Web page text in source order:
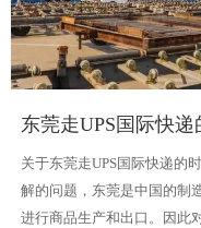
东莞走UPS国际快
关于东莞走UPS国际快递的
解的问题，东莞是中国的制
进行商品生产和出口。因此